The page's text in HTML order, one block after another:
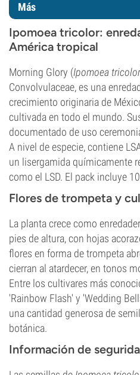
Más
Ipomoea tricolor:
América tropical
Morning Glory (Ipomoea tricolor
Convolvulaceae, es una
crecimiento originaria de
cultivada en todo el mundo.
documentado de uso
A nivel de especie, contiene
un lisergamida químicamente
como el LSD. El pack incluye
Flores de trompeta y
La planta crece como
pies de altura, con hojas
flores en forma de trompeta
cierran al atardecer, en tonos
Entre los cultivares más
'Rainbow Flash' y 'Wedding
una cantidad generosa de
botánica.
Información de